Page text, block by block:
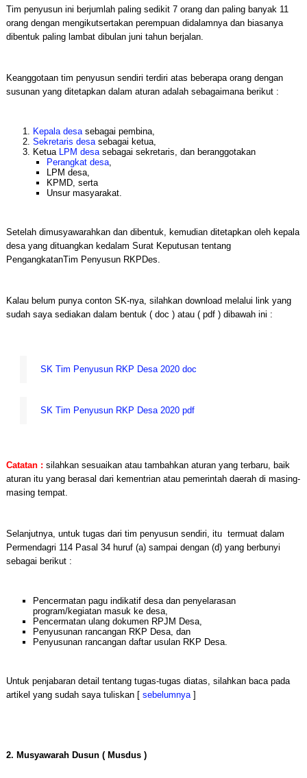
Tim penyusun ini berjumlah paling sedikit 7 orang dan paling banyak 11
orang dengan mengikutsertakan perempuan didalamnya dan biasanya
dibentuk paling lambat dibulan juni tahun berjalan.
Keanggotaan tim penyusun sendiri terdiri atas beberapa orang dengan
susunan yang ditetapkan dalam aturan adalah sebagaimana berikut :
Kepala desasebagai pembina,
Sekretaris desasebagai ketua,
Ketua LPM desasebagai sekretaris, dan beranggotakan
Perangkat desa,
LPM desa,
KPMD, serta
Unsur masyarakat.
Setelah dimusyawarahkan dan dibentuk, kemudian ditetapkan oleh kepala
desa yang dituangkan kedalam Surat Keputusan tentang
PengangkatanTim Penyusun RKPDes.
Kalau belum punya conton SK-nya, silahkan download melalui link yang
sudah saya sediakan dalam bentuk ( doc ) atau ( pdf ) dibawah ini :
SK Tim Penyusun RKP Desa 2020 doc
SK Tim Penyusun RKP Desa 2020 pdf
Catatan : silahkan sesuaikan atau tambahkan aturan yang terbaru, baik
aturan itu yang berasal dari kementrian atau pemerintah daerah di masing-
masing tempat.
Selanjutnya, untuk tugas dari tim penyusun sendiri, itu termuat dalam
Permendagri 114 Pasal 34 huruf (a) sampai dengan (d) yang berbunyi
sebagai berikut :
Pencermatan pagu indikatif desa dan penyelarasan
program/kegiatan masuk ke desa,
Pencermatan ulang dokumen RPJM Desa,
Penyusunan rancangan RKP Desa, dan
Penyusunan rancangan daftar usulan RKP Desa.
Untuk penjabaran detail tentang tugas-tugas diatas, silahkan baca pada
artikel yang sudah saya tuliskan [ sebelumnya]
2. Musyawarah Dusun ( Musdus )